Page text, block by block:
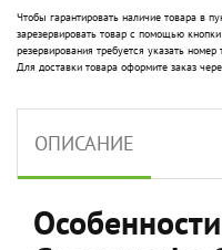
Чтобы гарантировать наличие товара в
зарезервировать товар с помощью
резервирования требуется указать
Для доставки товара оформите заказ
ОПИСАНИЕ